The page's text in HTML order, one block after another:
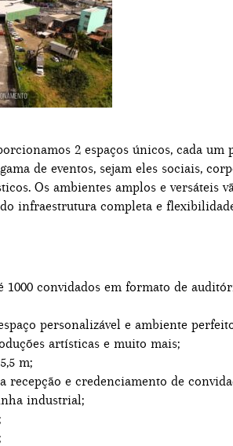
2 espaços únicos, cada um
de eventos, sejam eles sociais,
Os ambientes amplos e versáteis
infraestrutura completa e
1000 convidados em formato de
personalizável e ambiente
artísticas e muito mais;
m;
recepção e credenciamento de
industrial;